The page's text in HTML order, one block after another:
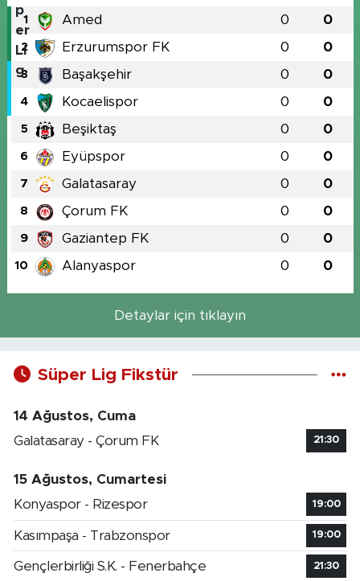
1 Amed 0 0
2 Erzurumspor FK 0 0
3 Başakşehir 0 0
4 Kocaelispor 0 0
5 Beşiktaş 0 0
6 Eyüpspor 0 0
7 Galatasaray 0 0
8 Çorum FK 0 0
9 Gaziantep FK 0 0
10 Alanyaspor 0 0
Detaylar için tıklayın
Süper Lig Fikstür
14 Ağustos, Cuma
Galatasaray - Çorum FK
21:30
15 Ağustos, Cumartesi
Konyaspor - Rizespor
19:00
Kasımpaşa - Trabzonspor 19:00
Gençlerbirliği S.K. - Fenerbahçe 21:30